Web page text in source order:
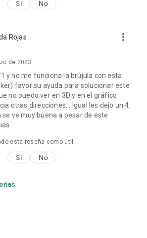
solar y la trayectoria del sol para cada
personalizadas sin conexión
en el mapa).
de salida y puesta del sol, las fases
sol, la elevación y las horas del
y astronómico.
con temporizador de puesta de sol
dorada, luz solar perfecta y
de la posición del sol.
y solsticios mostradas en la
a la luz diurna, la posición del sol y las
del sol.
solares como lunares) y horarios
The Washington Post y Sydney
Sí No
Rojas more_vert
de 2023
y no me funciona la brújula con esta
favor su ayuda para solucionar este
no puedo ver en 3D y en el gráfico
otras direcciones... Igual les dejo un 4,
ve muy buena a pesar de este
esta reseña como útil
Sí No